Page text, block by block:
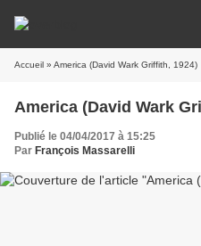
Accueil » America (David Wark Griffith, 1924)
America (David Wark
Publié le 04/04/2017 à 15:25
Par François Massarelli